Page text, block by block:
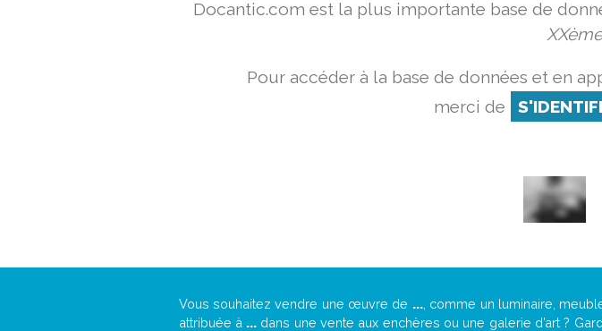
Docantic.com est la plus importante base de
Pour accéder à la base de données et en
merci de
Vous souhaitez vendre une œuvre de ..., comme un luminaire,
attribuée à ... dans une vente aux enchères ou une galerie d’art ?